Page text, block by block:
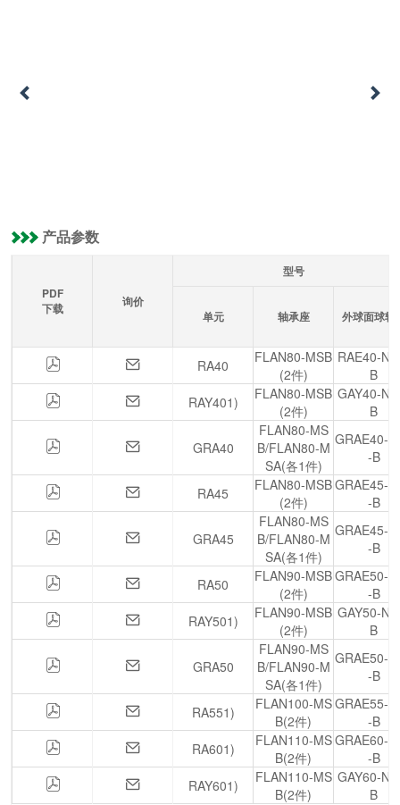
产品参数
PDF
下载
询价
型号
单元 轴承座 外球面球轴
RA40
FLAN80-MSB
(2件)
RAE40-
B
RAY401)
FLAN80-MSB
(2件)
GAY40-
B
GRA40
FLAN80-MS
B/FLAN80-M
SA(各1件)
GRAE40-
-B
RA45
FLAN80-MSB
(2件)
GRAE45-
-B
GRA45
FLAN80-MS
B/FLAN80-M
SA(各1件)
GRAE45-
-B
RA50
FLAN90-MSB
(2件)
GRAE50-
-B
RAY501)
FLAN90-MSB
(2件)
GAY50-
B
GRA50
FLAN90-MS
B/FLAN90-M
SA(各1件)
GRAE50-
-B
RA551)
FLAN100-MS
B(2件)
GRAE55-
-B
RA601)
FLAN110-MS
B(2件)
GRAE60-
-B
RAY601)
FLAN110-MS
B(2件)
GAY60-
B